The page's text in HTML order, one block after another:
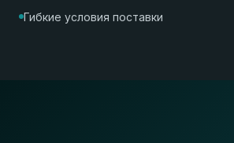
Гибкие условия поставки